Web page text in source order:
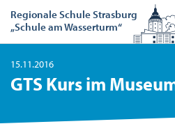
Regionale Schule Strasburg
„Schule am Wasserturm“
15.11.2016
GTS Kurs im